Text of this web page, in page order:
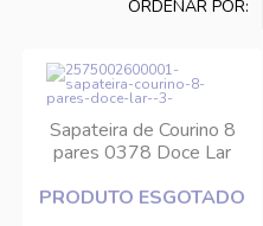
ORDENAR POR:
Sapateira de Courino 8
pares 0378 Doce Lar
PRODUTO ESGOTADO